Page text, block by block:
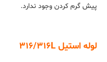
پیش گرم کردن وجود ندارد.
لوله استیل ۳۱۶/۳۱۶L